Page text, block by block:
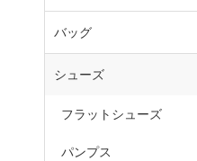
バッグ
シューズ
フラットシューズ
パンプス